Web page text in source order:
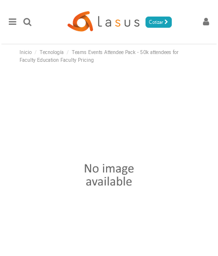
Cotizar
Inicio Tecnología
Teams Events Attendee Pack - 50k attendees for
Faculty Education Faculty Pricing